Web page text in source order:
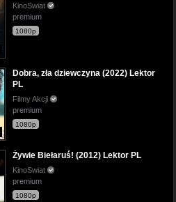
KinoSwiat
premium
1080p
Dobra, zła dziewczyna (2022) Lektor
PL
Filmy Akcji
premium
1080p
Żywie Biełaruś! (2012) Lektor PL
KinoSwiat
premium
1080p